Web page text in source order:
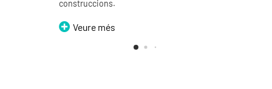
construccions.
Veure més